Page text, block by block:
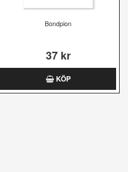
Bondpion
37 kr
KÖP